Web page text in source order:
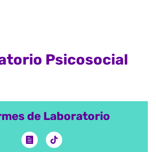
Psicosocial
de Laboratorio